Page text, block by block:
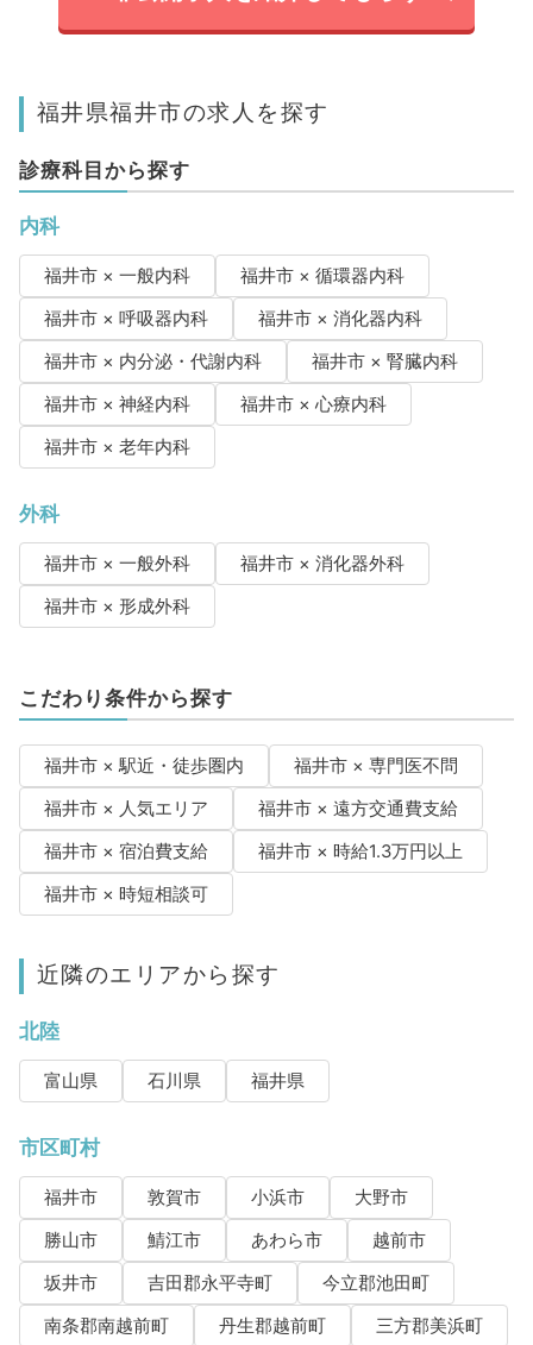
福井県福井市の求人を探す
診療科目から探す
内科
福井市 × 一般内科
福井市 × 循環器内科
福井市 × 呼吸器内科
福井市 × 消化器内科
福井市 × 内分泌・代謝内科
福井市 × 腎臓内科
福井市 × 神経内科
福井市 × 心療内科
福井市 × 老年内科
外科
福井市 × 一般外科
福井市 × 消化器外科
福井市 × 形成外科
こだわり条件から探す
福井市 × 駅近・徒歩圏内
福井市 × 専門医不問
福井市 × 人気エリア
福井市 × 遠方交通費支給
福井市 × 宿泊費支給
福井市 × 時給1.3万円以上
福井市 × 時短相談可
近隣のエリアから探す
北陸
富山県 石川県 福井県
市区町村
福井市 敦賀市 小浜市
大野市
勝山市
鯖江市 あわら市
越前市
坂井市
吉田郡永平寺町
今立郡池田町
南条郡南越前町
丹生郡越前町
三方郡美浜町